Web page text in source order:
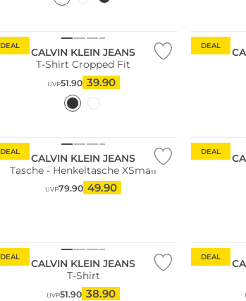
DEAL
CALVIN KLEIN JEANS
T-Shirt Cropped Fit
UVP51.90 39.90
DEAL
DEAL
CALVIN KLEIN JEANS
Tasche - Henkeltasche XSmall
UVP79.90 49.90
DEAL
DEAL
CALVIN KLEIN JEANS
T-Shirt
UVP51.90 38.90
DEAL